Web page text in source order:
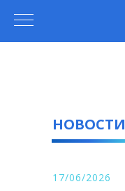
НОВОСТИ
17/06/2026